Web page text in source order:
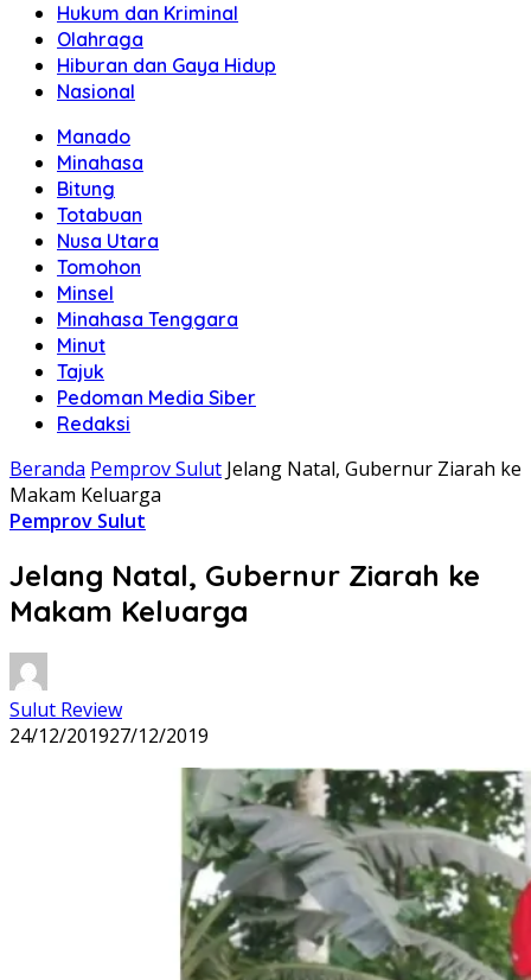
Hukum dan Kriminal
Olahraga
Hiburan dan Gaya Hidup
Nasional
Manado
Minahasa
Bitung
Totabuan
Nusa Utara
Tomohon
Minsel
Minahasa Tenggara
Minut
Tajuk
Pedoman Media Siber
Redaksi
Beranda Pemprov Sulut Jelang Natal, Gubernur Ziarah ke
Makam Keluarga
Pemprov Sulut
Jelang Natal, Gubernur Ziarah ke
Makam Keluarga
Sulut Review
24/12/201927/12/2019